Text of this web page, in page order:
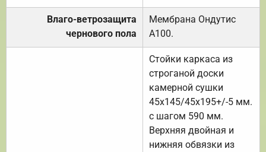
Влаго-ветрозащита
чернового пола
Мембрана Ондутис
А100.
Стойки каркаса из
строганой доски
камерной сушки
45х145/45х195+/-5 мм.
с шагом 590 мм.
Верхняя двойная и
нижняя обвязки из